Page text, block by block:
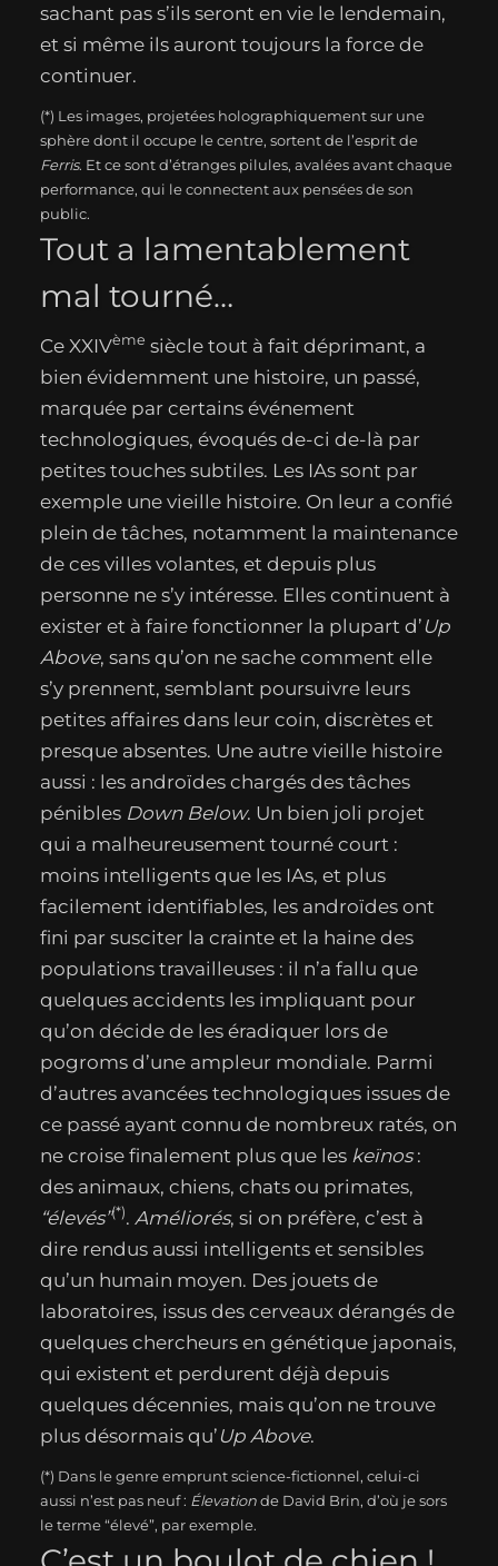
sachant pas s’ils seront en vie le lendemain,
et si même ils auront toujours la force de
continuer.
(*) Les images, projetées holographiquement sur une
sphère dont il occupe le centre, sortent de l’esprit de
Ferris. Et ce sont d’étranges pilules, avalées avant chaque
performance, qui le connectent aux pensées de son
public.
Tout a lamentablement
mal tourné…
Ce XXIVème siècle tout à fait déprimant, a
bien évidemment une histoire, un passé,
marquée par certains événement
technologiques, évoqués de-ci de-là par
petites touches subtiles. Les IAs sont par
exemple une vieille histoire. On leur a confié
plein de tâches, notamment la maintenance
de ces villes volantes, et depuis plus
personne ne s’y intéresse. Elles continuent à
exister et à faire fonctionner la plupart d’ Up
Above, sans qu’on ne sache comment elle
s’y prennent, semblant poursuivre leurs
petites affaires dans leur coin, discrètes et
presque absentes. Une autre vieille histoire
aussi : les androïdes chargés des tâches
pénibles Down Below. Un bien joli projet
qui a malheureusement tourné court :
moins intelligents que les IAs, et plus
facilement identifiables, les androïdes ont
fini par susciter la crainte et la haine des
populations travailleuses : il n’a fallu que
quelques accidents les impliquant pour
qu’on décide de les éradiquer lors de
pogroms d’une ampleur mondiale. Parmi
d’autres avancées technologiques issues de
ce passé ayant connu de nombreux ratés, on
ne croise finalement plus que les keïnos:
des animaux, chiens, chats ou primates,
“élevés”(*). Améliorés, si on préfère, c’est à
dire rendus aussi intelligents et sensibles
qu’un humain moyen. Des jouets de
laboratoires, issus des cerveaux dérangés de
quelques chercheurs en génétique japonais,
qui existent et perdurent déjà depuis
quelques décennies, mais qu’on ne trouve
plus désormais qu’ Up Above.
(*) Dans le genre emprunt science-fictionnel, celui-ci
aussi n’est pas neuf : Élevationde David Brin, d’où je sors
le terme “élevé”, par exemple.